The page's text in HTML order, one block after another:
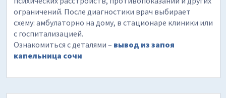
ограничений. После диагностики врач выбирает
схему: амбулаторно на дому, в стационаре клиники или
с госпитализацией.
Ознакомиться с деталями – вывод из запоя
капельница сочи